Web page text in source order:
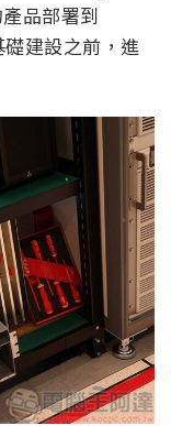
品部署到
建設之前，進